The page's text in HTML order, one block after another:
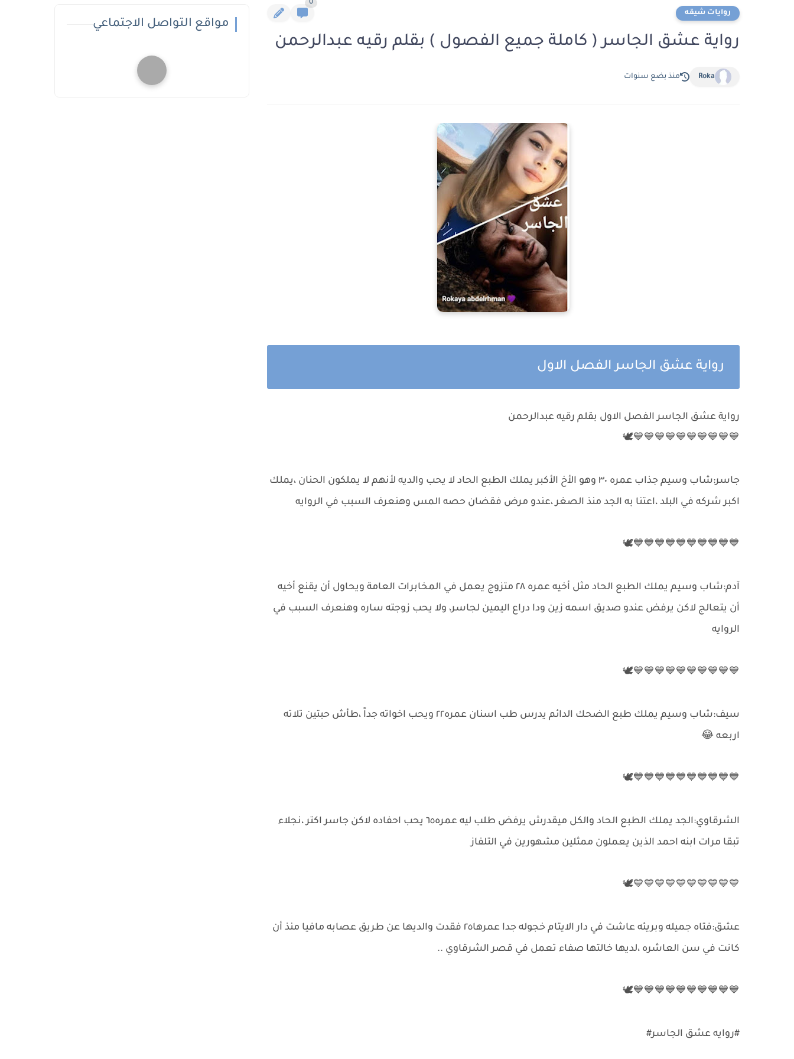
روايات شيقه
0
رواية عشق الجاسر ( كاملة جميع الفصول ) بقلم رقيه عبدالرحمن
Roka منذ بضع سنوات
رواية عشق الجاسر الفصل الاول
رواية عشق الجاسر الفصل الاول بقلم رقيه عبدالرحمن
💙💙💙💙💙💙💙💙💙💙🕊️
جاسر:شاب وسيم جذاب عمره ٣٠ وهو الأخ الأكبر يملك الطبع الحاد لا يحب والديه لأنهم لا يملكون الحنان ،يملك
اكبر شركه في البلد ،اعتنا به الجد منذ الصغر ،عندو مرض فقضان حصه المس وهنعرف السبب في الروايه
💙💙💙💙💙💙💙💙💙💙🕊️
آدم:شاب وسيم يملك الطبع الحاد مثل أخيه عمره ٢٨ متزوج يعمل في المخابرات العامة ويحاول أن يقنع أخيه
أن يتعالج لاكن يرفض عندو صديق اسمه زين ودا دراع اليمين لجاسر، ولا يحب زوجته ساره وهنعرف السبب في
الروايه
💙💙💙💙💙💙💙💙💙💙🕊️
سيف:شاب وسيم يملك طبع الضحك الدائم يدرس طب اسنان عمره٢٢ ويحب اخواته جداً ،طأش حبتين تلاته
اربعه 😂
💙💙💙💙💙💙💙💙💙💙🕊️
الشرقاوي:الجد يملك الطبع الحاد والكل ميقدرش يرفض طلب ليه عمره٦٥ يحب احفاده لاكن جاسر اكتر ،نجلاء
تبقا مرات ابنه احمد الذين يعملون ممثلين مشهورين في التلفاز
💙💙💙💙💙💙💙💙💙💙🕊️
عشق:فتاه جميله وبريئه عاشت في دار الايتام خجوله جدا عمرها٢٥ فقدت والديها عن طريق عصابه مافيا منذ أن
كانت في سن العاشره ،لديها خالتها صفاء تعمل في قصر الشرقاوي ..
💙💙💙💙💙💙💙💙💙💙🕊️
#روايه عشق الجاسر#
مواقع التواصل الاجتماعي